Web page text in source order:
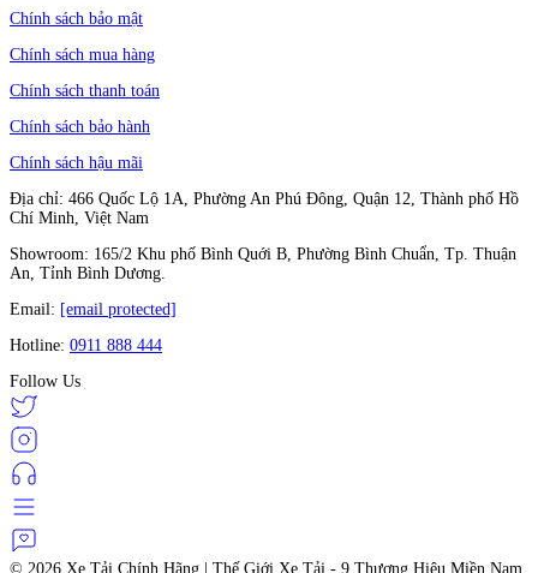
Chính sách bảo mật
Chính sách mua hàng
Chính sách thanh toán
Chính sách bảo hành
Chính sách hậu mãi
Địa chỉ: 466 Quốc Lộ 1A, Phường An Phú Đông, Quận 12, Thành phố Hồ
Chí Minh, Việt Nam
Showroom: 165/2 Khu phố Bình Quới B, Phường Bình Chuẩn, Tp. Thuận
An, Tỉnh Bình Dương.
Email: [email protected]
Hotline: 0911 888 444
Follow Us
© 2026 Xe Tải Chính Hãng | Thế Giới Xe Tải - 9 Thương Hiệu Miền Nam